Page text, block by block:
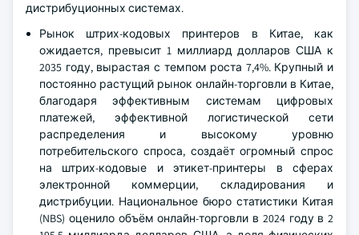
дистрибуционных системах.
Рынок штрих-кодовых принтеров в Китае, как
ожидается, превысит 1 миллиард долларов США к
2035 году, вырастая с темпом роста 7,4%. Крупный и
постоянно растущий рынок онлайн-торговли в Китае,
благодаря эффективным системам цифровых
платежей, эффективной логистической сети
распределения и высокому уровню
потребительского спроса, создаёт огромный спрос
на штрих-кодовые и этикет-принтеры в сферах
электронной коммерции, складирования и
дистрибуции. Национальное бюро статистики Китая
(NBS) оценило объём онлайн-торговли в 2024 году в 2